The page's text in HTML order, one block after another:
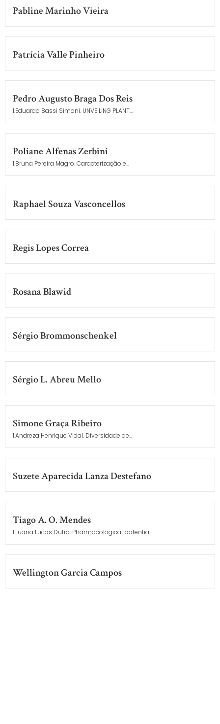
Pabline Marinho Vieira
Patrícia Valle Pinheiro
Pedro Augusto Braga Dos Reis
1.Eduardo Bassi Simoni. UNVEILING PLANT...
Poliane Alfenas Zerbini
1.Bruna Pereira Magro. Caracterização e...
Raphael Souza Vasconcellos
Regis Lopes Correa
Rosana Blawid
Sérgio Brommonschenkel
Sérgio L. Abreu Mello
Simone Graça Ribeiro
1.Andreza Henrique Vidal. Diversidade de...
Suzete Aparecida Lanza Destefano
Tiago A. O. Mendes
1.Luana Lucas Dutra. Pharmacological potential...
Wellington Garcia Campos